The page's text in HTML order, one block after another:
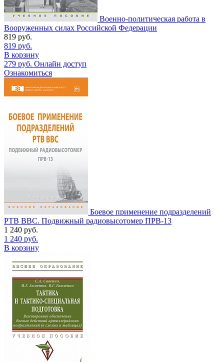
Военно-политическая работа в
Вооруженных силах Российской Федерации
819 руб.
819 руб.
В корзину
279 руб. Онлайн доступ
Ознакомиться
Боевое применение подразделений
РТВ ВВС. Подвижный радиовысотомер ПРВ-13
1 240 руб.
1 240 руб.
В корзину